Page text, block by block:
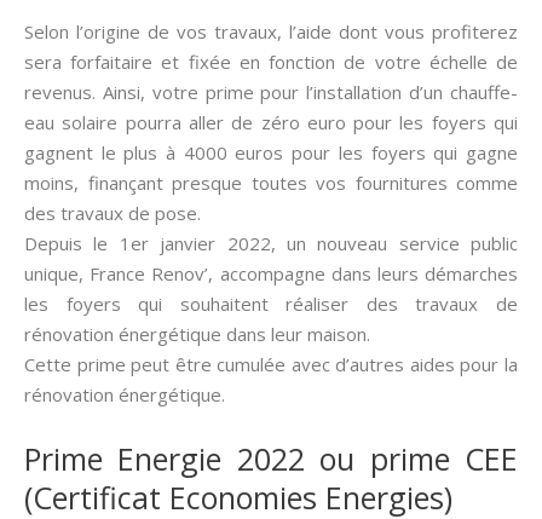
Selon l’origine de vos travaux, l’aide dont vous profiterez
sera forfaitaire et fixée en fonction de votre échelle de
revenus. Ainsi, votre prime pour l’installation d’un chauffe-
eau solaire pourra aller de zéro euro pour les foyers qui
gagnent le plus à 4000 euros pour les foyers qui gagne
moins, finançant presque toutes vos fournitures comme
des travaux de pose.
Depuis le 1er janvier 2022, un nouveau service public
unique, France Renov’, accompagne dans leurs démarches
les foyers qui souhaitent réaliser des travaux de
rénovation énergétique dans leur maison.
Cette prime peut être cumulée avec d’autres aides pour la
rénovation énergétique.
Prime Energie 2022 ou prime CEE
(Certificat Economies Energies)